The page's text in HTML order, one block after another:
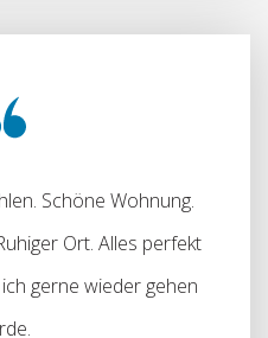
Schöne Wohnung.
Ort. Alles perfekt
gerne wieder gehen